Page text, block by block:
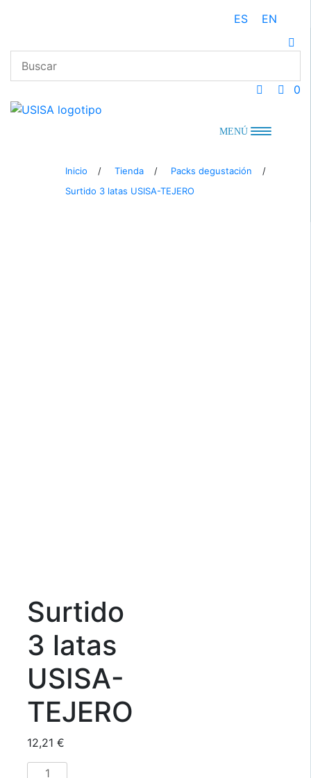
ES EN
0
MENÚ
Inicio / Tienda / Packs degustación
/
Surtido 3 latas USISA-TEJERO
Surtido
3 latas
USISA-
TEJERO
12,21 €
Surtido